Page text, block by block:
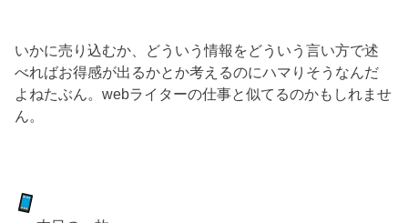
いかに売り込むか、どういう情報をどういう言い方で述
べればお得感が出るかとか考えるのにハマりそうなんだ
よねたぶん。webライターの仕事と似てるのかもしれませ
ん。